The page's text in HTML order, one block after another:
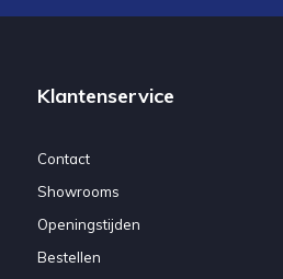
Klantenservice
Contact
Showrooms
Openingstijden
Bestellen